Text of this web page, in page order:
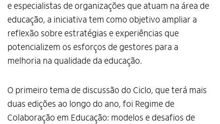
e especialistas de organizações que atuam na área de
educação, a iniciativa tem como objetivo ampliar a
reflexão sobre estratégias e experiências que
potencializem os esforços de gestores para a
melhoria na qualidade da educação.
O primeiro tema de discussão do Ciclo, que terá mais
duas edições ao longo do ano, foi Regime de
Colaboração em Educação: modelos e desafios de